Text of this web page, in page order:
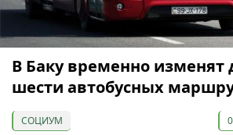
В Баку временно изменят
шести автобусных
СОЦИУМ